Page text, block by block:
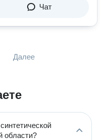
Чат
Далее
области?